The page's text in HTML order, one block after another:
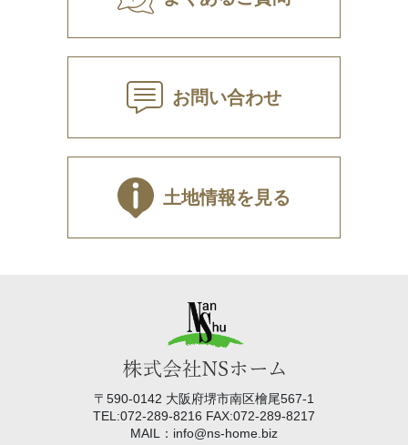
お問い合わせ
土地情報を見る
〒590-0142 大阪府堺市南区檜尾567-1
TEL:072-289-8216 FAX:072-289-8217
MAIL：info@ns-home.biz